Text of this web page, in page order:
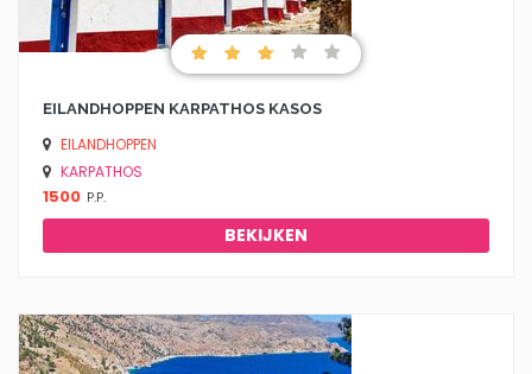
EILANDHOPPEN KARPATHOS KASOS
EILANDHOPPEN
KARPATHOS
1500 P.P.
BEKIJKEN